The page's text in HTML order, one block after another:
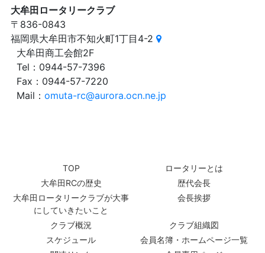
大牟田ロータリークラブ
〒836-0843
福岡県大牟田市不知火町1丁目4-2
大牟田商工会館2F
Tel：0944-57-7396
Fax：0944-57-7220
Mail：omuta-rc@aurora.ocn.ne.jp
TOP
ロータリーとは
大牟田RCの歴史
歴代会長
大牟田ロータリークラブが大事
にしていきたいこと
会長挨拶
クラブ概況
クラブ組織図
スケジュール
会員名簿・ホームページ一覧